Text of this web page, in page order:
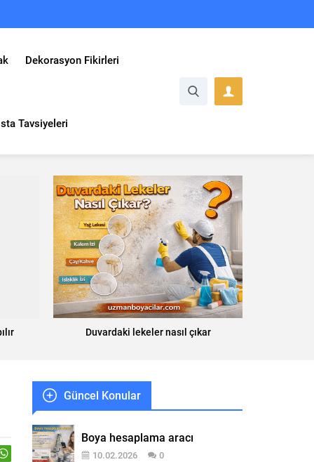
Dekorasyon Fikirleri
Tavsiyeleri
Duvardaki lekeler nasıl çıkar
Güncel Konular
Boya hesaplama aracı
10.02.2026 0